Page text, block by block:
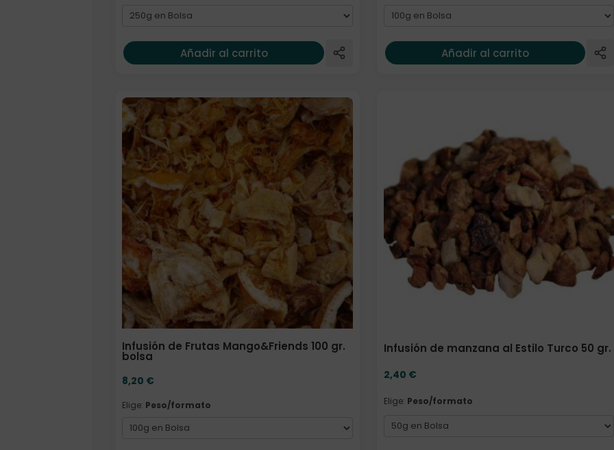
Añadir al carrito Añadir al carrito
Infusión de Frutas Mango&Friends 100 gr.
bolsa
8,20 €
Elige: Peso/formato
Elige: Peso/formato
Infusión de manzana al Estilo Turco 50 gr.
2,40 €
Elige: Peso/formato